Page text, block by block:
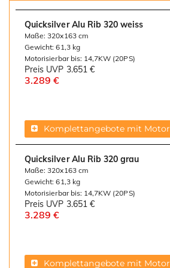
Quicksilver Alu Rib 320 weiss
Maße: 320x163 cm
Gewicht: 61,3 kg
Motorisierbar bis: 14,7KW (20PS)
Preis UVP 3.651 €
3.289 €
Komplettangebote mit Motor
Quicksilver Alu Rib 320 grau
Maße: 320x163 cm
Gewicht: 61,3 kg
Motorisierbar bis: 14,7KW (20PS)
Preis UVP 3.651 €
3.289 €
Komplettangebote mit Motor